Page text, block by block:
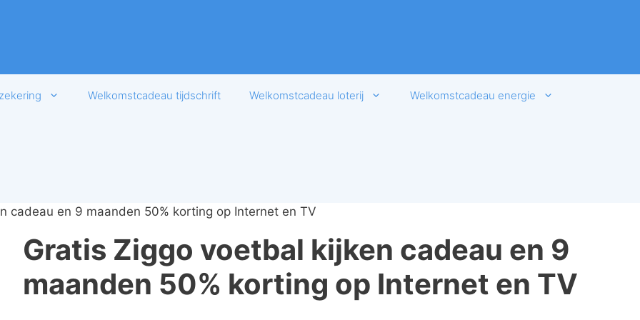
Welkomstcadeau tijdschrift Welkomstcadeau loterij Welkomstcadeau energie
cadeau en 9 maanden 50% korting op Internet en TV
Gratis Ziggo voetbal kijken cadeau en 9
maanden 50% korting op Internet en TV